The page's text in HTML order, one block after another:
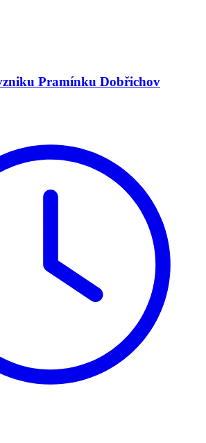
Pramínku Dobřichov